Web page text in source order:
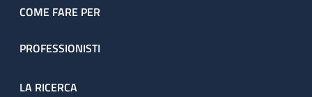
COME FARE PER
PROFESSIONISTI
LA RICERCA